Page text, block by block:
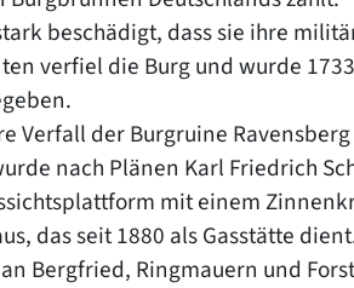
beschädigt, dass sie ihre
verfiel die Burg und wurde
Verfall der Burgruine
nach Plänen Karl Friedrich
mit einem
das seit 1880 als Gasstätte
Bergfried, Ringmauern und